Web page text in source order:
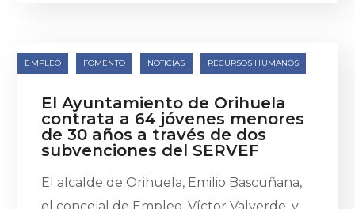
EMPLEO FOMENTO NOTICIAS RECURSOS HUMANOS
El Ayuntamiento de Orihuela
contrata a 64 jóvenes menores
de 30 años a través de dos
subvenciones del SERVEF
El alcalde de Orihuela, Emilio Bascuñana,